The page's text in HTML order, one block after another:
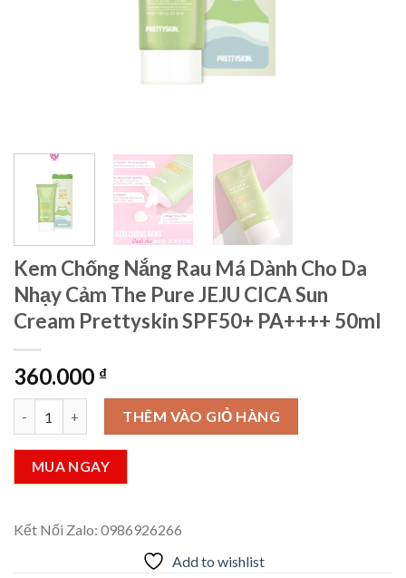
Kem Chống Nắng Rau Má Dành Cho Da
Nhạy Cảm The Pure JEJU CICA Sun
Cream Prettyskin SPF50+ PA++++ 50ml
360.000 ₫
Kem Chống Nắng Rau Má Dành Cho Da Nhạy Cảm The Pure
THÊM VÀO GIỎ HÀNG
MUA NGAY
Kết Nối Zalo: 0986926266
Add to wishlist